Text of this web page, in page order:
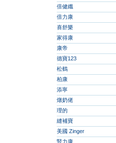
倍健纖
倍力康
喜舒樂
家得康
康帝
德寶123
松鶴
柏康
添寧
燉奶佬
理的
縫補寶
美國 Zinger
腎力康